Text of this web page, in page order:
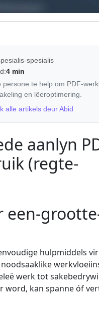
spesialis
4 min
te help om PDF-
en lêeroptimering.
alle artikels deur Abid
aanlyn
(regte-
een-
hulpmiddels
werk tot
word, kan spanne óf